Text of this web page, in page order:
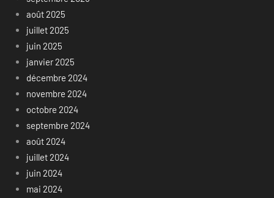
août 2025
juillet 2025
juin 2025
janvier 2025
décembre 2024
novembre 2024
octobre 2024
septembre 2024
août 2024
juillet 2024
juin 2024
mai 2024